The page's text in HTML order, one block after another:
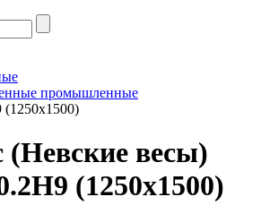
промышленные
(Невские весы)
(1250х1500)